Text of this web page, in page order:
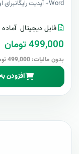
Word+ آپدیت رایگانبرای او..
فایل دیجیتال
499,000 تومان
بدون مالیات: 499,000 تومان
افزودن